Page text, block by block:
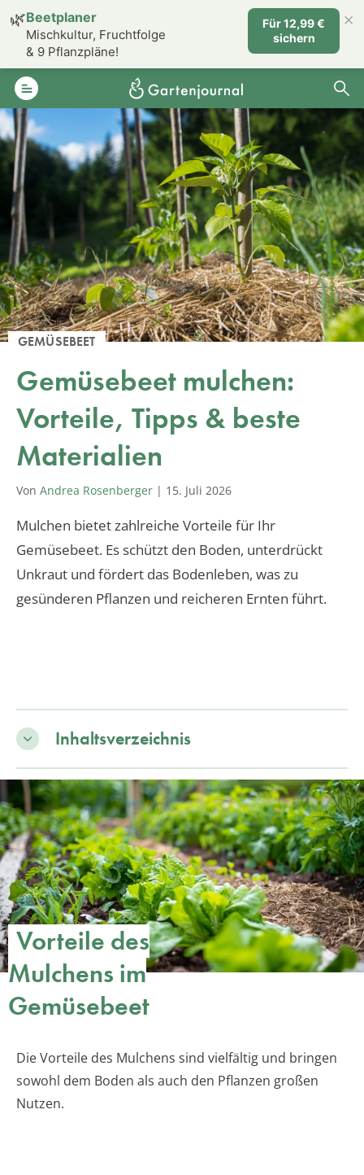
GEMÜSEBEET
Gemüsebeet mulchen:
Vorteile, Tipps & beste
Materialien
Von Andrea Rosenberger | 15. Juli 2026
Mulchen bietet zahlreiche Vorteile für Ihr
Gemüsebeet. Es schützt den Boden, unterdrückt
Unkraut und fördert das Bodenleben, was zu
gesünderen Pflanzen und reicheren Ernten führt.
Inhaltsverzeichnis
Vorteile des
Mulchens im
Gemüsebeet
Die Vorteile des Mulchens sind vielfältig und bringen
sowohl dem Boden als auch den Pflanzen großen
Nutzen.
🌿Beetplaner
Mischkultur, Fruchtfolge
& 9 Pflanzpläne!
Für 12,99 €
sichern
×